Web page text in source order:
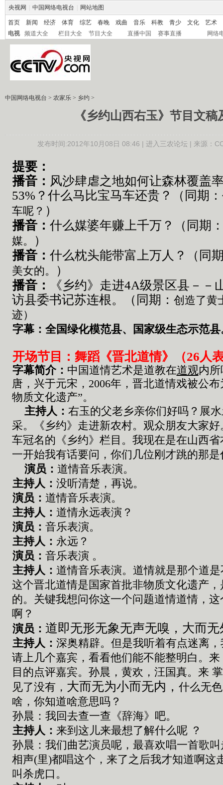
央视网 中国网络电视台 网站地图
首页 新闻 经济 体育 综艺 春晚 戏曲 音乐 科教 青少 文化
艺术
电视
频道大全 栏目大全 节目大全 直播中国 赛事直播 网络
中国网络电视台 > 农家乐 > 乡约 >
《乡约山西右玉》节目文稿
发布时间:2012年10月08日 08:46 | 进入三农论坛| 来源：
提要：
播音： 风沙肆虐之地如何让森林覆盖
53%？什么马比宝马车还贵？ （同期 ：
车呢？ ）
播音： 什么媒婆年赚上千万？（同期
媒。
）
播音： 什么枕头能带富上万人？（同
美女的。
）
播音：
《 乡约》走进4A级景区县－－
访县委书记苏连根。 （同期 ：创造了黄
迹）
字幕：全国绿化模范县、国家级生态示范县
开场节目：舞蹈《晋北道情》（26人
字幕简介： 中国道情艺术是道教在道观内所
唐，兴于元宋，2006年，晋北道情戏被公
物质文化遗产”。
主持人： 右玉的父老乡亲你们好吗 ？ 展
采。《乡约》 走进新农村。 观众朋友大家好
车冠名的 《乡约》栏目 。我现在是在山西
一开始我有话要问 ，你们 几位刚才跳的那是
演员： 道情音乐表演。
主持人： 没听清楚 ， 再说。
演员： 道情音乐表演。
主持人： 道情永远表演 ？
演员： 音乐表演。
主持人： 永远？
演员： 音乐表演 。
主持人： 道情音乐表演。 道情就是那个道是
这个晋北道情是国家首批非物质文化遗产
的。 关键我想问你这一个问题道情道情 ，这
啊？
演员： 道即无形无象无声无嗅 ， 大而无
主持人： 深奥精辟。 但是我听着有点迷离 ，
请上几个嘉宾 ，看看他们能不能整明白 。 来
目的点评嘉宾。孙晨 ，黄欢 ，汪国真。来
见了没有 ， 大而无为小而无内 ，什么无
啥 ，你知道啥意思吗 ？
孙晨 ： 我回去查一查 《辞海》吧。
主持人： 来到这 儿来最想了解什么呢？
孙晨 ： 我们曲艺演员呢， 最喜欢唱一首歌
相声(里)都唱这个 ， 来了之后我才知道啊这
叫杀虎口 。